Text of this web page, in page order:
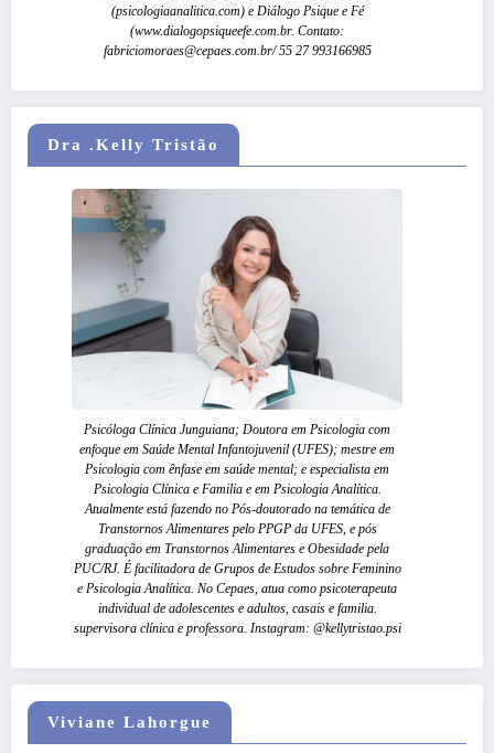
(psicologiaanalitica.com) e Diálogo Psique e Fé
(www.dialogopsiqueefe.com.br. Contato:
fabriciomoraes@cepaes.com.br/ 55 27 993166985
Dra .Kelly Tristão
Psicóloga Clínica Junguiana; Doutora em Psicologia com
enfoque em Saúde Mental Infantojuvenil (UFES); mestre em
Psicologia com ênfase em saúde mental; e especialista em
Psicologia Clínica e Familia e em Psicologia Analítica.
Atualmente está fazendo no Pós-doutorado na temática de
Transtornos Alimentares pelo PPGP da UFES, e pós
graduação em Transtornos Alimentares e Obesidade pela
PUC/RJ. É facilitadora de Grupos de Estudos sobre Feminino
e Psicologia Analítica. No Cepaes, atua como psicoterapeuta
individual de adolescentes e adultos, casais e familia.
supervisora clínica e professora. Instagram: @kellytristao.psi
Viviane Lahorgue